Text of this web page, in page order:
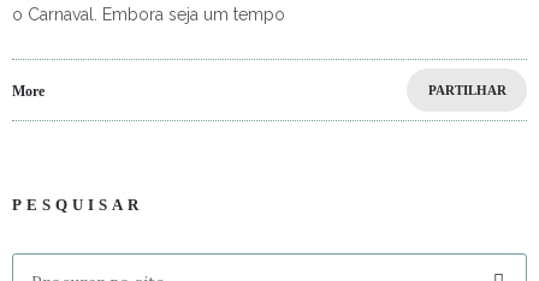
o Carnaval. Embora seja um tempo
More PARTILHAR
PESQUISAR